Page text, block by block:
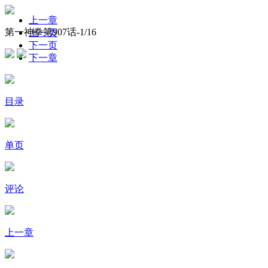
第一神拳第907话-1/16
上一章
上一页
下一页
下一章
目录
单页
评论
上一章